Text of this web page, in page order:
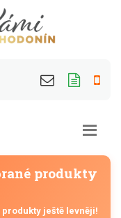
produkty
produkty ještě levněji!